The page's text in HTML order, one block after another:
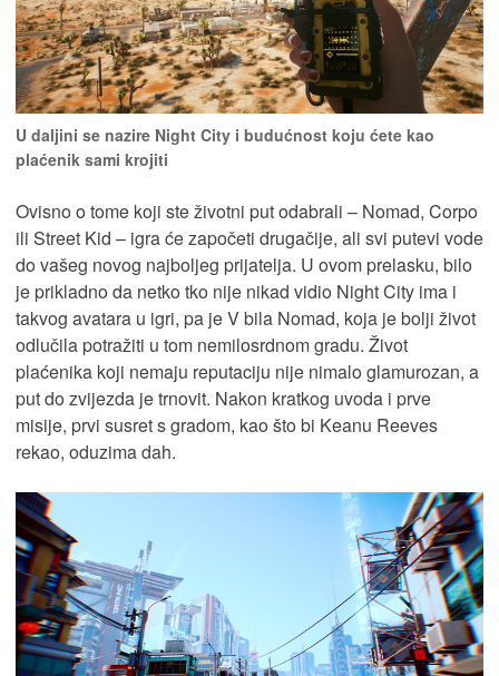
U daljini se nazire Night City i budućnost koju ćete kao
plaćenik sami krojiti
Ovisno o tome koji ste životni put odabrali – Nomad, Corpo
ili Street Kid – igra će započeti drugačije, ali svi putevi vode
do vašeg novog najboljeg prijatelja. U ovom prelasku, bilo
je prikladno da netko tko nije nikad vidio Night City ima i
takvog avatara u igri, pa je V bila Nomad, koja je bolji život
odlučila potražiti u tom nemilosrdnom gradu. Život
plaćenika koji nemaju reputaciju nije nimalo glamurozan, a
put do zvijezda je trnovit. Nakon kratkog uvoda i prve
misije, prvi susret s gradom, kao što bi Keanu Reeves
rekao, oduzima dah.